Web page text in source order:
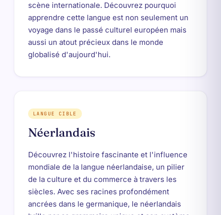
scène internationale. Découvrez pourquoi
apprendre cette langue est non seulement un
voyage dans le passé culturel européen mais
aussi un atout précieux dans le monde
globalisé d'aujourd'hui.
LANGUE CIBLE
Néerlandais
Découvrez l'histoire fascinante et l'influence
mondiale de la langue néerlandaise, un pilier
de la culture et du commerce à travers les
siècles. Avec ses racines profondément
ancrées dans le germanique, le néerlandais